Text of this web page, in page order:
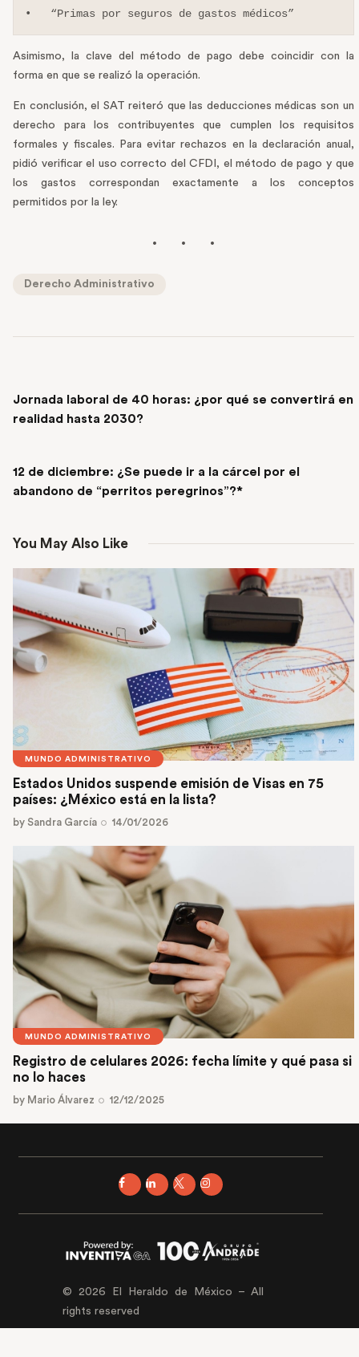
•   “Primas por seguros de gastos médicos”
Asimismo, la clave del método de pago debe coincidir con la
forma en que se realizó la operación.
En conclusión, el SAT reiteró que las deducciones médicas son un
derecho para los contribuyentes que cumplen los requisitos
formales y fiscales. Para evitar rechazos en la declaración anual,
pidió verificar el uso correcto del CFDI, el método de pago y que
los gastos correspondan exactamente a los conceptos
permitidos por la ley.
Derecho Administrativo
Jornada laboral de 40 horas: ¿por qué se convertirá en
realidad hasta 2030?
12 de diciembre: ¿Se puede ir a la cárcel por el
abandono de “perritos peregrinos”?*
You May Also Like
MUNDO ADMINISTRATIVO
Estados Unidos suspende emisión de Visas en 75
países: ¿México está en la lista?
by Sandra García 14/01/2026
MUNDO ADMINISTRATIVO
Registro de celulares 2026: fecha límite y qué pasa si
no lo haces
by Mario Álvarez 12/12/2025
© 2026 El Heraldo de México – All
rights reserved